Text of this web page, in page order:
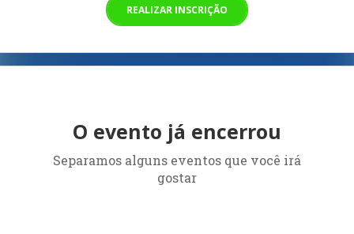
REALIZAR INSCRIÇÃO
O evento já encerrou
Separamos alguns eventos que você irá
gostar